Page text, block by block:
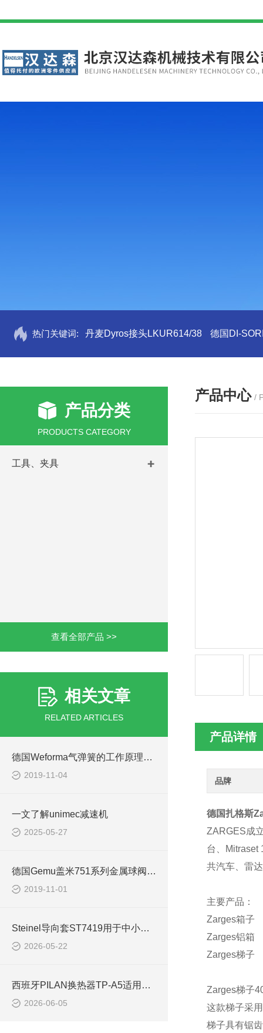
热门关键词: 丹麦Dyros接头LKUR614/38 德国DI-
产品分类
PRODUCTS CATEGORY
工具、夹具
查看全部产品 >>
相关文章
RELATED ARTICLES
德国Weforma气弹簧的工作原理是什么
2019-11-04
一文了解unimec减速机
2025-05-27
德国Gemu盖米751系列金属球阀技术数据
2019-11-01
Steinel导向套ST7419用于中小型精密冲压模具
2026-05-22
西班牙PILAN换热器TP-A5适用于注塑机械
2026-06-05
产品中心 /
产品详情
品牌
德国扎格斯
ZARGES成
台、
Mitraset
共汽车、雷
主要产品：
Zarges箱子
Zarges铝箱
Zarges梯子
Zarges梯子
这款梯子采
梯子具有锯